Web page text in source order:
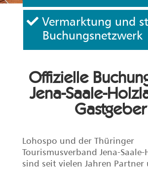
Vermarktung und
Buchungsnetzwerk
Offizielle
Jena-Saale-
Gastgeber
Lohospo und der Thüringer
Tourismusverband Jena-
sind seit vielen Jahren Partner